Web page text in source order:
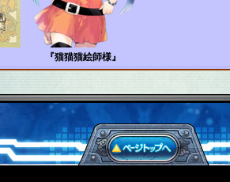
『猫猫猫絵師様』